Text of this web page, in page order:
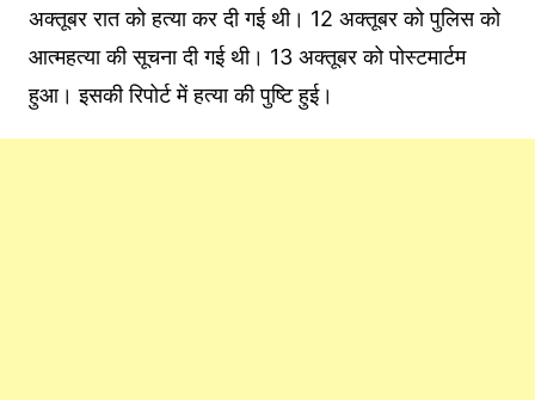
अक्तूबर रात को हत्या कर दी गई थी। 12 अक्तूबर को पुलिस को
आत्महत्या की सूचना दी गई थी। 13 अक्तूबर को पोस्टमार्टम
हुआ। इसकी रिपोर्ट में हत्या की पुष्टि हुई।